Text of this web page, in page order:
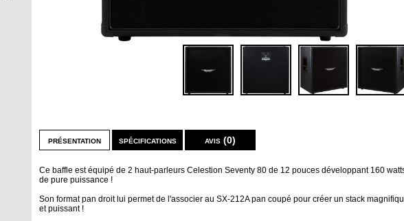
présentation
Ce baffle est équipé de 2 haut-parleurs Celestion Seventy 80 de 12 pouces développant 160
de pure puissance !
Son format pan droit lui permet de l'associer au SX-212A pan coupé pour créer un stack
et puissant !
spécifications avis (0)